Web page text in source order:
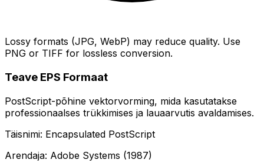
Lossy formats (JPG, WebP) may reduce quality. Use
PNG or TIFF for lossless conversion.
Teave EPS Formaat
PostScript-põhine vektorvorming, mida kasutatakse
professionaalses trükkimises ja lauaarvutis avaldamises.
Täisnimi: Encapsulated PostScript
Arendaja: Adobe Systems (1987)